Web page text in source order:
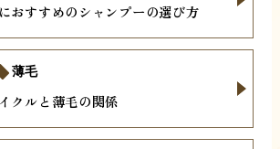
おすすめのシャンプーの選び方
クルと薄毛の関係
薄毛